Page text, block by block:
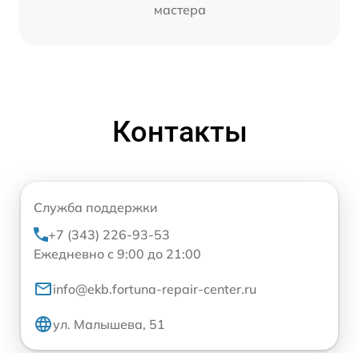
мастера
Контакты
Служба поддержки
+7 (343) 226-93-53
Ежедневно с 9:00 до 21:00
info@ekb.fortuna-repair-center.ru
ул. Малышева, 51